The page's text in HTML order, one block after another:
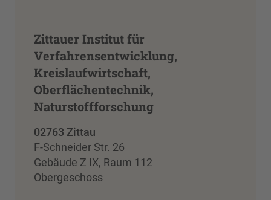
Zittauer Institut für
Verfahrensentwicklung,
Kreislaufwirtschaft,
Oberflächentechnik,
Naturstoffforschung
02763 Zittau
F-Schneider Str. 26
Gebäude Z IX, Raum 112
Obergeschoss